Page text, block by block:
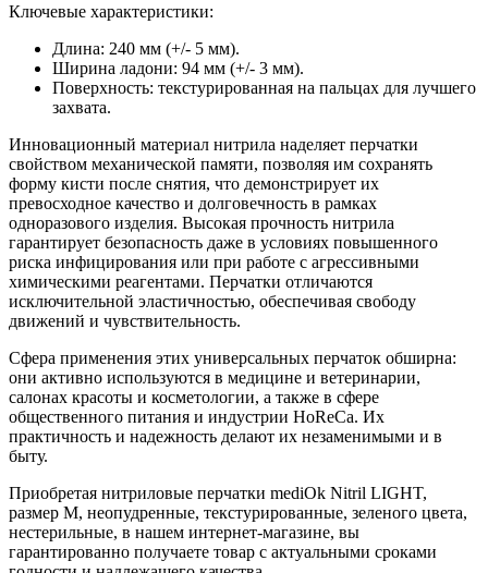
Ключевые характеристики:
Длина: 240 мм (+/- 5 мм).
Ширина ладони: 94 мм (+/- 3 мм).
Поверхность: текстурированная на пальцах для лучшего
захвата.
Инновационный материал нитрила наделяет перчатки
свойством механической памяти, позволяя им сохранять
форму кисти после снятия, что демонстрирует их
превосходное качество и долговечность в рамках
одноразового изделия. Высокая прочность нитрила
гарантирует безопасность даже в условиях повышенного
риска инфицирования или при работе с агрессивными
химическими реагентами. Перчатки отличаются
исключительной эластичностью, обеспечивая свободу
движений и чувствительность.
Сфера применения этих универсальных перчаток обширна:
они активно используются в медицине и ветеринарии,
салонах красоты и косметологии, а также в сфере
общественного питания и индустрии HoReCa. Их
практичность и надежность делают их незаменимыми и в
быту.
Приобретая нитриловые перчатки mediOk Nitril LIGHT,
размер M, неопудренные, текстурированные, зеленого цвета,
нестерильные, в нашем интернет-магазине, вы
гарантированно получаете товар с актуальными сроками